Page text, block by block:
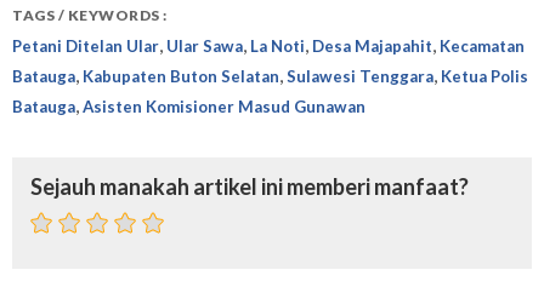
TAGS / KEYWORDS :
Petani Ditelan Ular, Ular Sawa, La Noti, Desa Majapahit, Kecamatan
Batauga, Kabupaten Buton Selatan,Sulawesi Tenggara, Ketua Polis
Batauga,Asisten Komisioner Masud Gunawan
Sejauh manakah artikel ini memberi manfaat?